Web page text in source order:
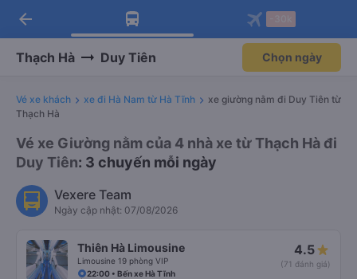
Tải app Vexere ngay!
Nhận ưu đãi thành viên độc
Mở app
Tải app Vexere
-30k/ghế khi đặt vé máy bay qua
Mở app
arrow_back
Thạch Hà Duy Tiên Chọn ngày
Vé xe khách xe đi Hà Nam từ Hà Tĩnh
xe giường nằm đi Duy Tiên từ
Thạch Hà
Vé xe Giường nằm của 4 nhà xe từ Thạch Hà đi
Duy Tiên: 3 chuyến mỗi ngày
Vexere Team
Ngày cập nhật: 07/08/2026
Thiên Hà Limousine
Limousine 19 phòng VIP
4.5
(71 đánh giá)
22:00 • Bến xe Hà Tĩnh